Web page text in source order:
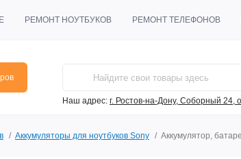
РЕМОНТ НОУТБУКОВ РЕМОНТ ТЕЛЕФОНОВ
Наш адрес: г. Ростов-на-Дону, Соборный 24,
Аккумуляторы для ноутбуков Sony Аккумулятор,